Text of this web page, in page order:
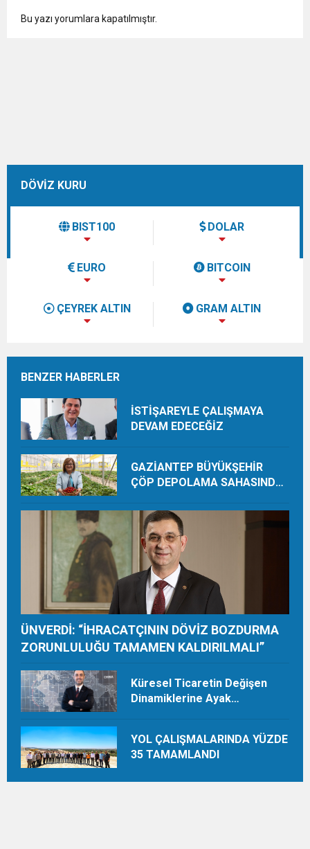
Bu yazı yorumlara kapatılmıştır.
DÖVİZ KURU
BIST100 DOLAR
EURO BITCOIN
ÇEYREK ALTIN GRAM ALTIN
BENZER HABERLER
İSTİŞAREYLE ÇALIŞMAYA
DEVAM EDECEĞİZ
GAZİANTEP BÜYÜKŞEHİR
ÇÖP DEPOLAMA SAHASINDA
TON HASAT YAPIYOR
ÜNVERDİ: “İHRACATÇININ DÖVİZ BOZDURMA
ZORUNLULUĞU TAMAMEN KALDIRILMALI”
Küresel Ticaretin Değişen
Dinamiklerine Ayak
YOL ÇALIŞMALARINDA YÜZDE
35 TAMAMLANDI